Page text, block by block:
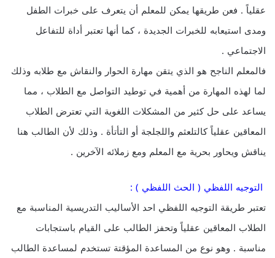
عقلياً . فعن طريقها يمكن للمعلم أن يتعرف على خبرات الطفل
ومدى استيعابه للخبرات الجديدة ، كما أنها تعتبر أداة للتفاعل
الاجتماعي .
فالمعلم الناجح هو الذي يتقن مهارة الحوار والنقاش مع طلابه وذلك
لما لهذه المهارة من أهمية في توطيد التواصل مع الطلاب ، مما
يساعد على حل كثير من المشكلات اللغوية التي تعترض الطلاب
المعاقين عقلياً كالتلعثم واللجلجة أو التأتأة . وذلك لأن الطالب هنا
يناقش ويحاور بحرية مع المعلم ومع زملائه الآخرين .
التوجيه اللفظي ( الحث اللفظي ) :
تعتبر طريقة التوجيه اللفظي احد الأساليب التدريسية المناسبة مع
الطلاب المعاقين عقلياً وتحفز الطالب على القيام باستجابات
مناسبة . وهو نوع من المساعدة المؤقتة تستخدم لمساعدة الطالب